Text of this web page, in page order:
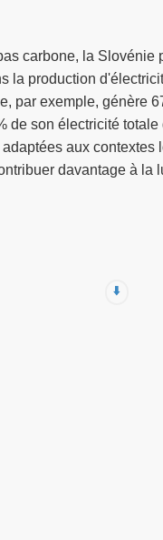
carbone, la
la production
par exemple, génère
de son électricité
aux
davantage à
⬇️